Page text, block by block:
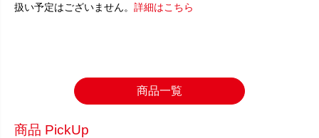
扱い予定はございません。 詳細はこちら
商品一覧
商品 PickUp